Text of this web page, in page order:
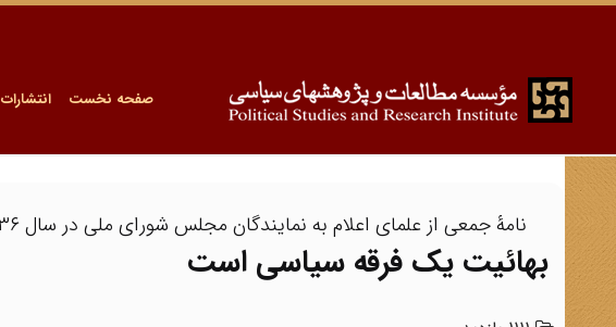
صفحه نخست انتشارات
نامۀ جمعی از علمای اعلام به نمایندگان مجلس شورای ملی در سال ۱۳۳۶
بهائیت یک فرقه سیاسی است